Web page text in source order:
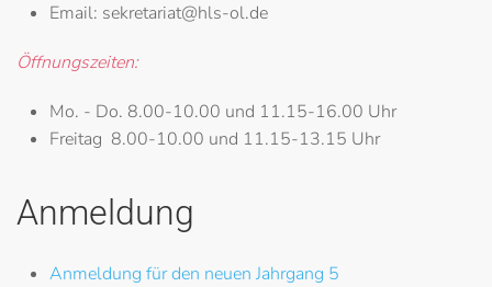
Email: sekretariat@hls-ol.de
Öffnungszeiten:
Mo. - Do. 8.00-10.00 und 11.15-16.00 Uhr
Freitag 8.00-10.00 und 11.15-13.15 Uhr
Anmeldung
Anmeldung für den neuen Jahrgang 5